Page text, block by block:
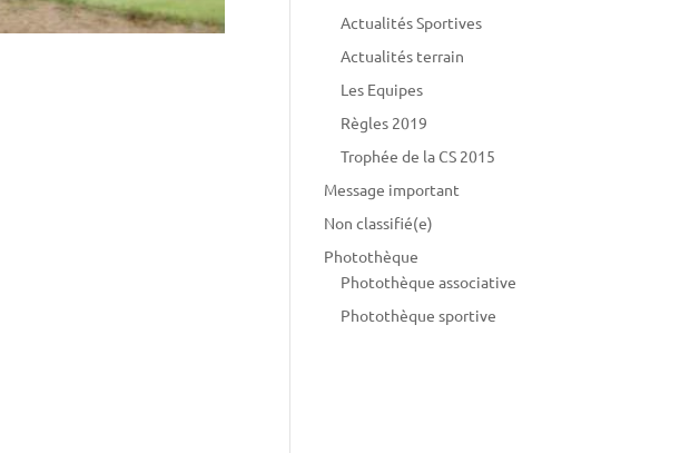
Actualités Sportives
Actualités terrain
Les Equipes
Règles 2019
Trophée de la CS 2015
Message important
Non classifié(e)
Photothèque
Photothèque associative
Photothèque sportive